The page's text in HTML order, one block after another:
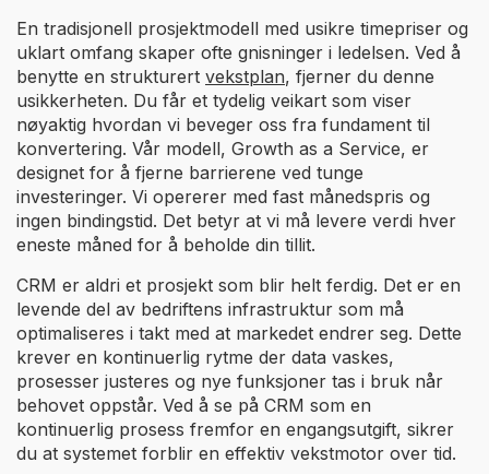
En tradisjonell prosjektmodell med usikre timepriser og
uklart omfang skaper ofte gnisninger i ledelsen. Ved å
benytte en strukturert vekstplan, fjerner du denne
usikkerheten. Du får et tydelig veikart som viser
nøyaktig hvordan vi beveger oss fra fundament til
konvertering. Vår modell, Growth as a Service, er
designet for å fjerne barrierene ved tunge
investeringer. Vi opererer med fast månedspris og
ingen bindingstid. Det betyr at vi må levere verdi hver
eneste måned for å beholde din tillit.
CRM er aldri et prosjekt som blir helt ferdig. Det er en
levende del av bedriftens infrastruktur som må
optimaliseres i takt med at markedet endrer seg. Dette
krever en kontinuerlig rytme der data vaskes,
prosesser justeres og nye funksjoner tas i bruk når
behovet oppstår. Ved å se på CRM som en
kontinuerlig prosess fremfor en engangsutgift, sikrer
du at systemet forblir en effektiv vekstmotor over tid.